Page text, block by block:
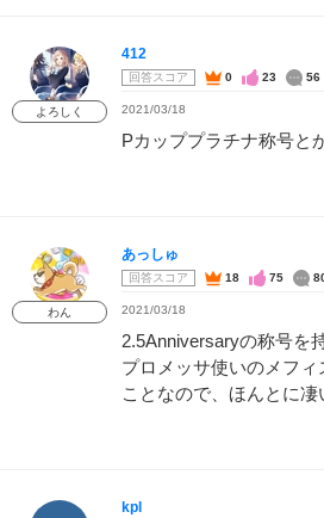
よろしく
412
回答スコア 0 23 56
2021/03/18
Pカッププラチナ称号と
わん
あっしゅ
回答スコア 18 75
2021/03/18
2.5Anniversaryの称号を
プロメッサ使いのメフィ
ことなので、ほんとに凄
kpl